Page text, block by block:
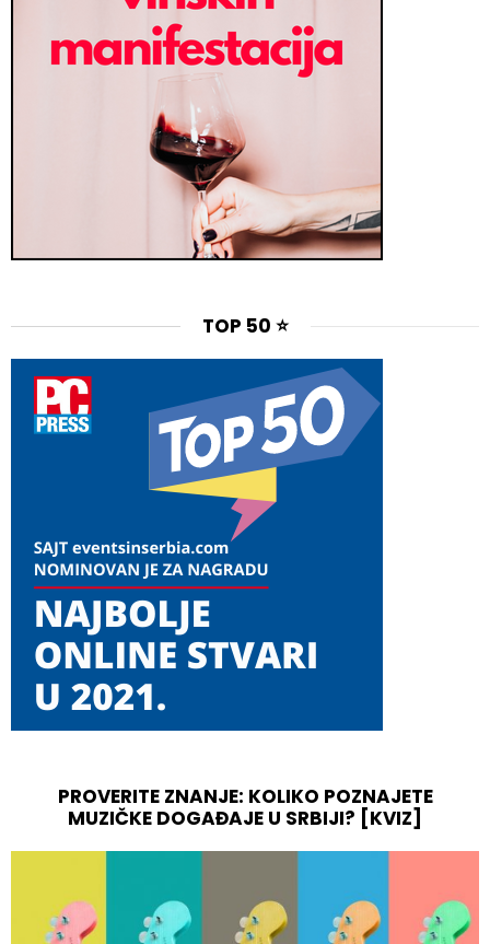
TOP 50 ⭐
PROVERITE ZNANJE: KOLIKO POZNAJETE
MUZIČKE DOGAĐAJE U SRBIJI? [KVIZ]